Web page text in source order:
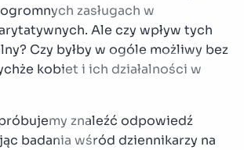
zasługach w
Ale czy wpływ tych
Czy byłby w ogóle możliwy bez
kobiet i ich działalności w
znaleźć odpowiedź
badania wśród dziennikarzy na